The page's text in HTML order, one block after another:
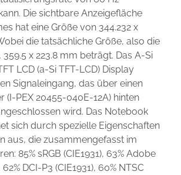
Die sichtbare Anzeigefläche
hat eine Größe von 344.232 x
die tatsächliche Größe, also die
x 223.8 mm beträgt. Das A-Si
LCD (a-Si TFT-LCD) Display
Signaleingang, das über einen
(I-PEX 20455-040E-12A) hinten
wird. Das Notebook
sich durch spezielle Eigenschaften
aus, die zusammengefasst im
85% sRGB (CIE1931), 63% Adobe
62% DCI-P3 (CIE1931), 60% NTSC